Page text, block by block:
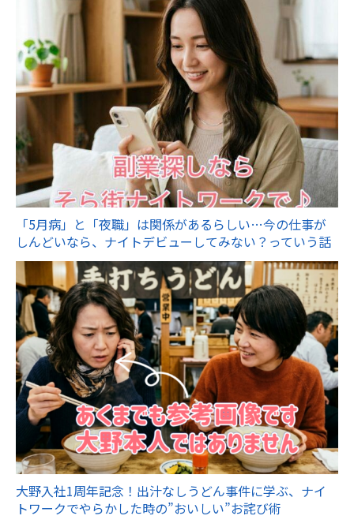
「5月病」と「夜職」は関係があるらしい…今の仕事が
しんどいなら、ナイトデビューしてみない？っていう話
大野入社1周年記念！出汁なしうどん事件に学ぶ、ナイ
トワークでやらかした時の”おいしい”お詫び術